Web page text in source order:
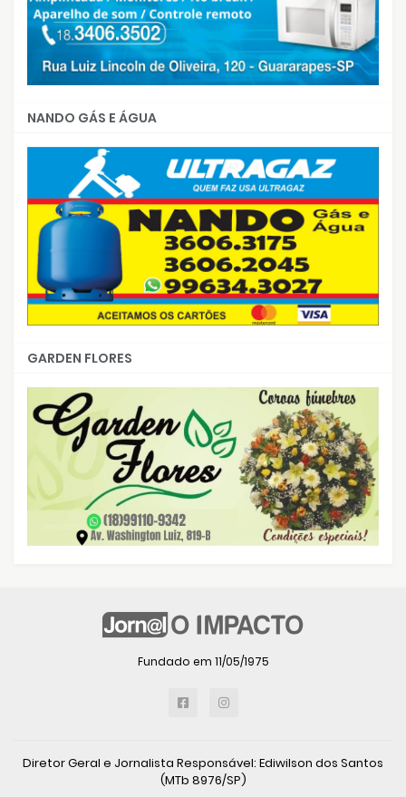
NANDO GÁS E ÁGUA
GARDEN FLORES
Fundado em 11/05/1975
Diretor Geral e Jornalista Responsável: Ediwilson dos Santos
(MTb 8976/SP)